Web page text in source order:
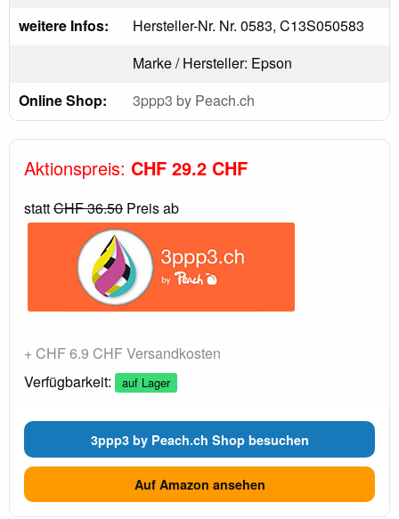
weitere Infos:
Hersteller-Nr. Nr. 0583, C13S050583
Marke / Hersteller: Epson
Online Shop:
3ppp3 by Peach.ch
Aktionspreis: CHF 29.2 CHF
stattCHF 36.50 Preis ab
+ CHF 6.9 CHF Versandkosten
Verfügbarkeit:
auf Lager
3ppp3 by Peach.ch Shop besuchen
Auf Amazon ansehen